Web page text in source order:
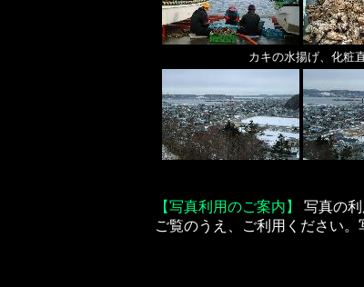
カキの水揚げ、化粧
【写真利用のご案内】 写真の
ご覧のうえ、ご利用ください。